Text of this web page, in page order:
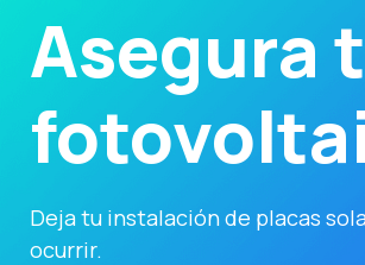
Asegura
Deja tu instalación de placas
ocurrir.